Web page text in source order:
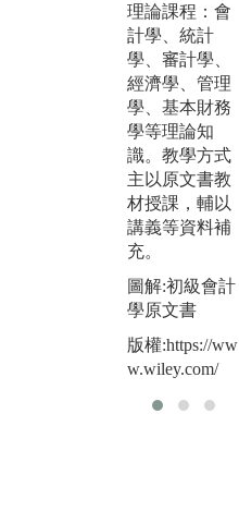
理論課程：會
計學、統計
學、審計學、
經濟學、管理
學、基本財務
學等理論知
識。教學方式
主以原文書教
材授課，輔以
講義等資料補
充。
圖解:初級會計
學原文書
版權:https://ww
w.wiley.com/